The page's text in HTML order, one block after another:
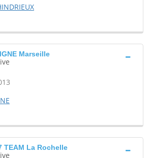
Marseille
TEAM La Rochelle